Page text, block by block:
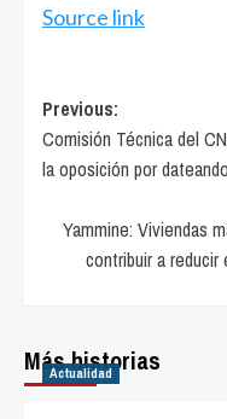
Source link
Post
navigation
Previous:
Comisión Técnica del
la oposición por
Yammine: Viviendas
contribuir a
Más historias
Actualidad